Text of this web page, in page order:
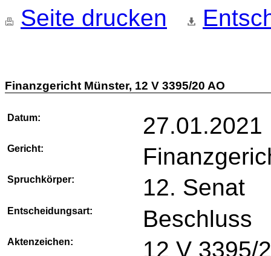
Seite drucken
Finanzgericht Münster, 12 V 3395/20 AO
Datum: 27.01.2021
Gericht:
Spruchkörper: 12. Senat
Entscheidungsart: Beschluss
Aktenzeichen: 12 V 3395/